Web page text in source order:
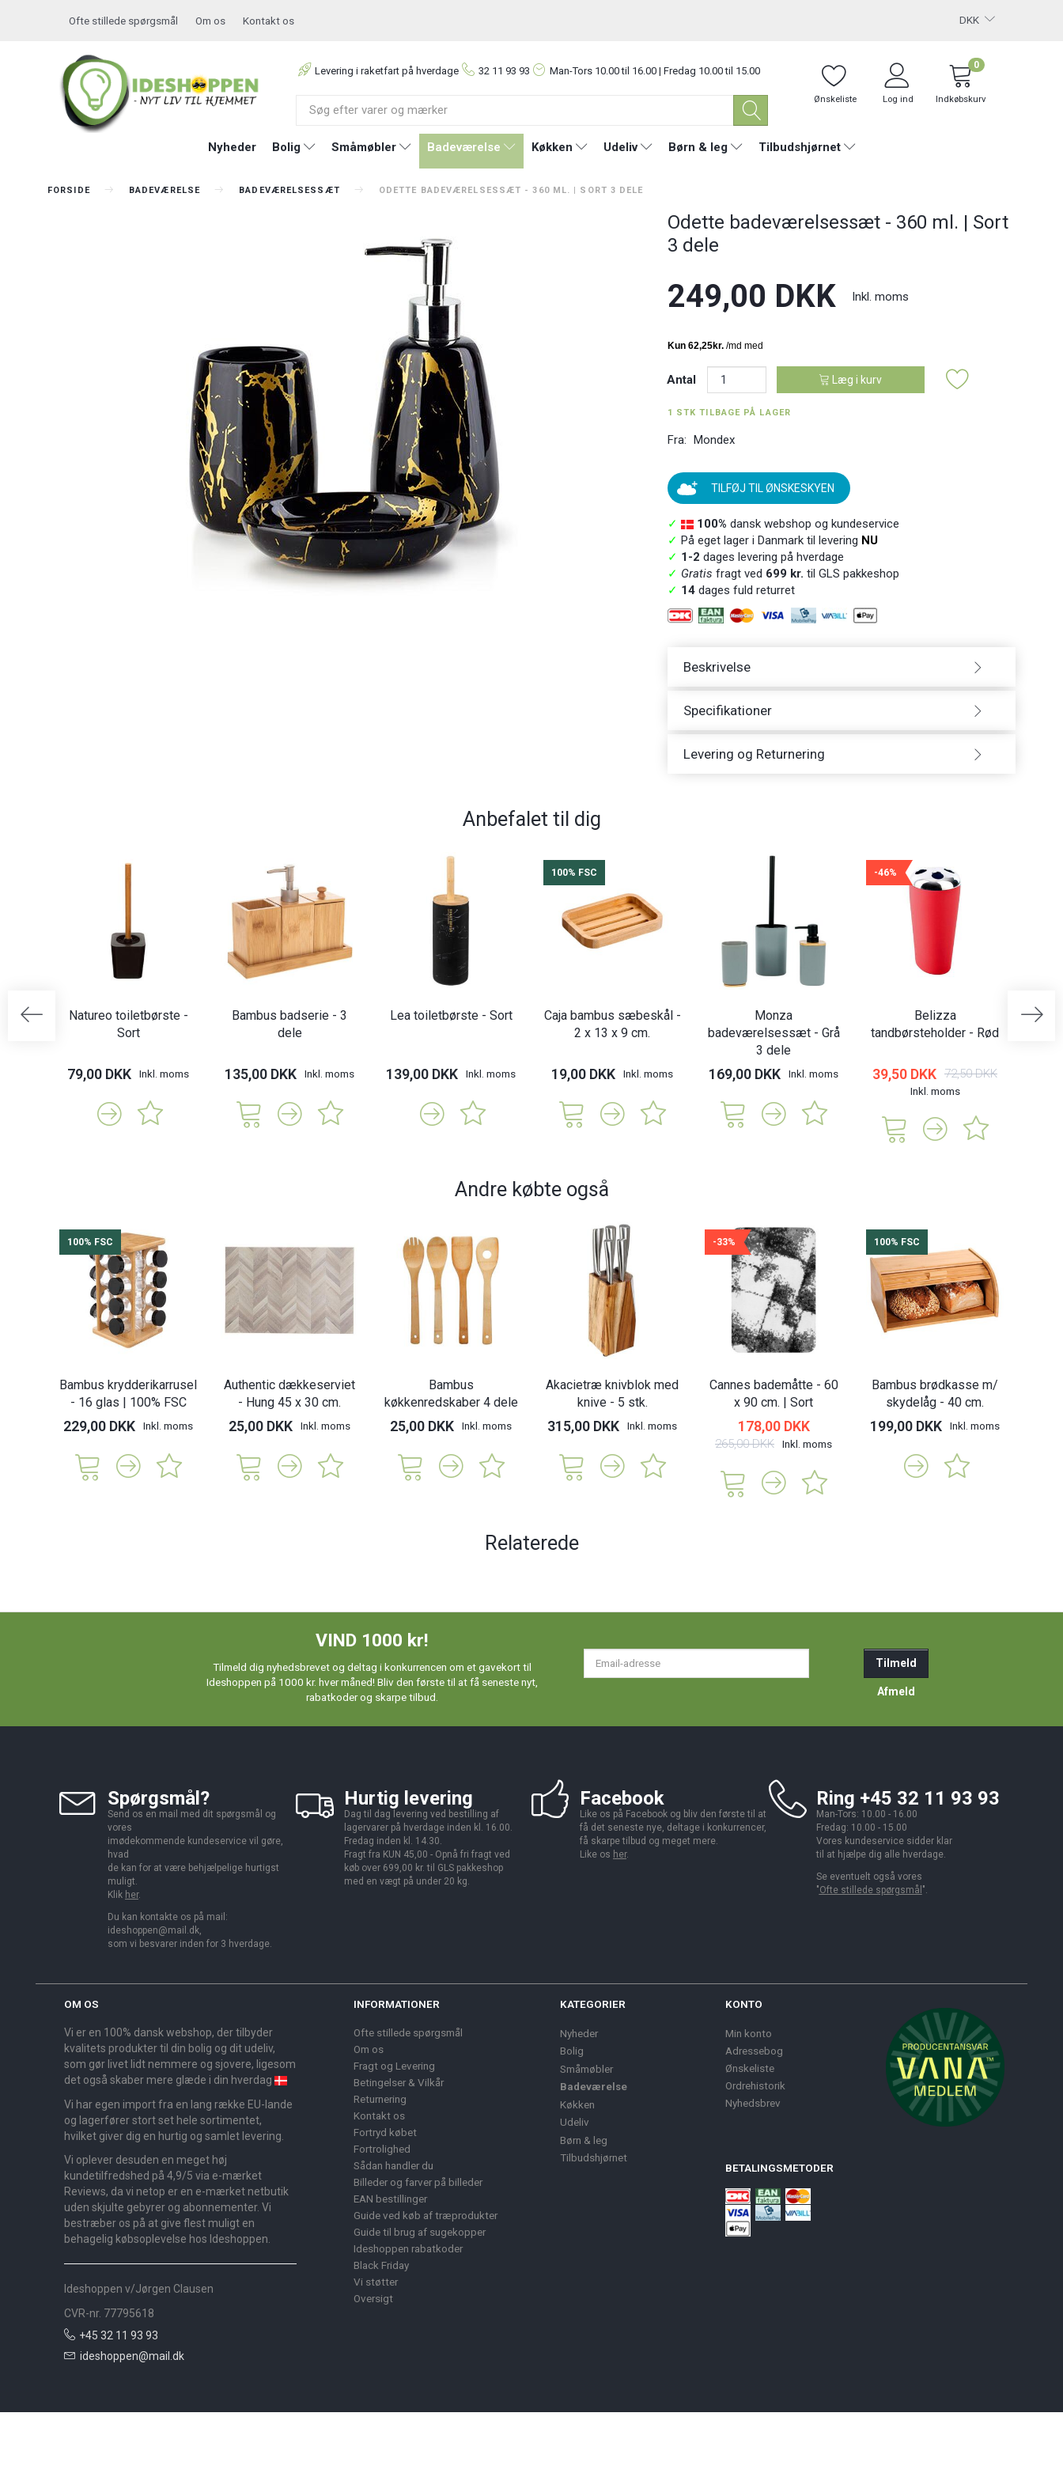
DKK
Ofte stillede spørgsmål Om os Kontakt os
Levering i raketfart på hverdage 32 11 93 93 Man-Tors 10.00 til 16.00 | Fredag 10.00 til 15.00
Ønskeliste Log ind Indkøbskurv
0
Nyheder Bolig Småmøbler Badeværelse Køkken Udeliv Børn & leg Tilbudshjørnet
FORSIDE BADEVÆRELSE BADEVÆRELSESSÆT ODETTE BADEVÆRELSESSÆT - 360 ML. | SORT 3 DELE
Odette badeværelsessæt - 360 ml. | Sort
3 dele
249,00 DKK Inkl. moms
Antal Læg i kurv
1 STK TILBAGE PÅ LAGER
Fra: Mondex
TILFØJ TIL ØNSKESKYEN
✓ 100% dansk webshop og kundeservice
✓ På eget lager i Danmark til levering NU
✓ 1-2 dages levering på hverdage
✓ Gratis fragt ved 699 kr. til GLS pakkeshop
✓ 14dages fuld returret
Beskrivelse
Specifikationer
Levering og Returnering
Anbefalet til dig
Natureo toiletbørste -
Sort
79,00 DKK Inkl. moms
Bambus badserie - 3
dele
135,00 DKK Inkl. moms
Lea toiletbørste - Sort
139,00 DKK Inkl. moms
100% FSC
Caja bambus sæbeskål -
2 x 13 x 9 cm.
19,00 DKK Inkl. moms
Monza
badeværelsessæt - Grå
3 dele
169,00 DKK Inkl. moms
-46%
Belizza
tandbørsteholder - Rød
39,50 DKK 72,50 DKK
Inkl. moms
Lea
Andre købte også
100% FSC
Bambus krydderikarrusel
- 16 glas | 100% FSC
229,00 DKK Inkl. moms
Authentic dækkeserviet
- Hung 45 x 30 cm.
25,00 DKK Inkl. moms
Bambus
køkkenredskaber 4 dele
25,00 DKK Inkl. moms
Akacietræ knivblok med
knive - 5 stk.
315,00 DKK Inkl. moms
-33%
Cannes bademåtte - 60
x 90 cm. | Sort
178,00 DKK
265,00 DKK Inkl. moms
100% FSC
Bambus brødkasse m/
skydelåg - 40 cm.
199,00 DKK Inkl. moms
Relaterede
VIND 1000 kr!
Tilmeld dig nyhedsbrevet og deltag i konkurrencen om et gavekort til
Ideshoppen på 1000 kr. hver måned! Bliv den første til at få seneste nyt,
rabatkoder og skarpe tilbud.
Tilmeld
Afmeld
Spørgsmål?
Send os en mail med dit spørgsmål og
vores
imødekommende kundeservice vil gøre,
hvad
de kan for at være behjælpelige hurtigst
muligt.
Klik her.
Du kan kontakte os på mail:
ideshoppen@mail.dk,
som vi besvarer inden for 3 hverdage.
Hurtig levering
Dag til dag levering ved bestilling af
lagervarer på hverdage inden kl. 16.00.
Fredag inden kl. 14.30.
Fragt fra KUN 45,00 - Opnå fri fragt ved
køb over 699,00 kr. til GLS pakkeshop
med en vægt på under 20 kg.
Facebook
Like os på Facebook og bliv den første til at
få det seneste nye, deltage i konkurrencer,
få skarpe tilbud og meget mere.
Like os her.
Ring +45 32 11 93 93
Man-Tors: 10.00 - 16.00
Fredag: 10.00 - 15.00
Vores kundeservice sidder klar
til at hjælpe dig alle hverdage.
Se eventuelt også vores
"Ofte stillede spørgsmål ".
OM OS
Vi er en 100% dansk webshop, der tilbyder
kvalitets produkter til din bolig og dit udeliv,
som gør livet lidt nemmere og sjovere, ligesom
det også skaber mere glæde i din hverdag
Vi har egen import fra en lang række EU-lande
og lagerfører stort set hele sortimentet,
hvilket giver dig en hurtig og samlet levering.
Vi oplever desuden en meget høj
kundetilfredshed på 4,9/5 via e-mærket
Reviews, da vi netop er en e-mærket netbutik
uden skjulte gebyrer og abonnementer. Vi
bestræber os på at give flest muligt en
behagelig købsoplevelse hos Ideshoppen.
Ideshoppen v/Jørgen Clausen
CVR-nr. 77795618
+45 32 11 93 93
ideshoppen@mail.dk
INFORMATIONER
Ofte stillede spørgsmål
Om os
Fragt og Levering
Betingelser & Vilkår
Returnering
Kontakt os
Fortryd købet
Fortrolighed
Sådan handler du
Billeder og farver på billeder
EAN bestillinger
Guide ved køb af træprodukter
Guide til brug af sugekopper
Ideshoppen rabatkoder
Black Friday
Vi støtter
Oversigt
KATEGORIER
Nyheder
Bolig
Småmøbler
Badeværelse
Køkken
Udeliv
Børn & leg
Tilbudshjørnet
KONTO
Min konto
Adressebog
Ønskeliste
Ordrehistorik
Nyhedsbrev
BETALINGSMETODER